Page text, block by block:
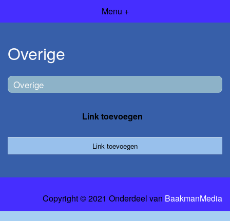
Menu +
Overige
Overige
Link toevoegen
Link toevoegen
Copyright © 2021 Onderdeel van BaakmanMedia